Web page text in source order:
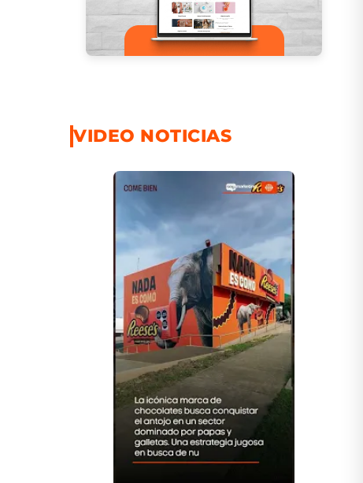
VIDEO NOTICIAS